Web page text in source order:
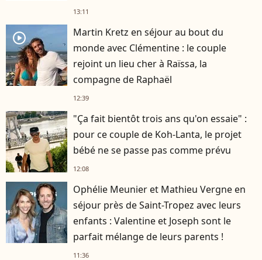
13:11
player2
Martin Kretz en séjour au bout du
monde avec Clémentine : le couple
rejoint un lieu cher à Raïssa, la
compagne de Raphaël
12:39
"Ça fait bientôt trois ans qu'on essaie" :
pour ce couple de Koh-Lanta, le projet
bébé ne se passe pas comme prévu
12:08
Ophélie Meunier et Mathieu Vergne en
séjour près de Saint-Tropez avec leurs
enfants : Valentine et Joseph sont le
parfait mélange de leurs parents !
11:36